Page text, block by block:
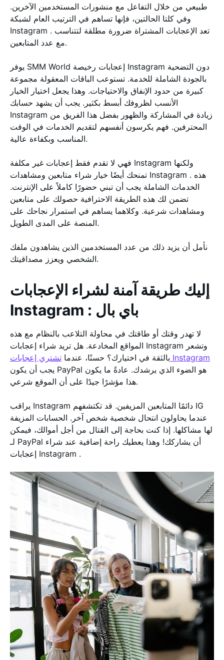
طبيعي من خلال التفاعل مع منشورات المستخدمين الآخرين.
وفي كلتا الحالتين، فإنها تساهم في الترتيب العام لشبكة
Instagram . تعد الإعجابات المشتراة ضرورة مطلقة لتتناسب
مع عدد المتابعين.
يوفر SMM World إعجابات رخيصة Instagram دون التضحية
بالجودة الشاملة للخدمة. تستوعب الباقات المعقولة مجموعة
كبيرة من حدود الإنفاق والاحتياجات. وهذا يجعل اختيار الخيار
الأنسب لظروفك أبسط بكثير. يجب أن يشهد حسابك
Instagram زيادة في المشاركة والظهور بفضل هذا الفريق من
المحترفين. فهم يكرسون أنفسهم لتقديم الخدمات في الوقت
المناسب وبكفاءة عالية.
فهي لا تقدم فقط إعجابات غير مكلفة Instagram ولكنها
تمنحك أيضًا خيار شراء متابعين ومشاهدات Instagram . هذه
الخدمات الشاملة يجب أن تبني حضورًا كاملاً على الإنترنت.
تضمن لك هذه الطريقة الاحترافية حصولك على متابعين
ومشاهدات شرعية. وكلاهما يساهم في استمرار نجاحك على
المنصة على المدى الطويل.
نأمل أن يزيد ذلك من عدد المستخدمين الذين يشاهدون ملفك
الشخصي ويعزز مصداقيتك.
إليك طريقة آمنة لشراء الإعجابات
Instagram : باي بال
لا تهدر وقتك أو طاقتك في محاولة التلاعب بالنظام مع هذه
المواقع المخادعة. هل تريد شراء إعجابات Instagram وتشعر
بالثقة في اختيارك؟ حسنًا، عندما تشتري إعجابات Instagram
يجب أن يكون PayPal هو الضوء الذي يرشدك. عادةً ما يكون
هذا مؤشرًا جيدًا على أن الموقع شرعي.
يراقب Instagram دائمًا المتابعين المزيفين. قد تكتشفهم IG
عندما يحاولون انتحال شخصية شخص آخر. الحسابات المزيفة
لها مشاكلها. إذا كنت بحاجة إلى القتال من أجل أموالك، فيمكن
لـ PayPal أن يشاركك! وهذا يعطيك راحة إضافية عند شراء
إعجابات Instagram .